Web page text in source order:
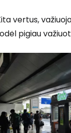
vertus,
pigiau